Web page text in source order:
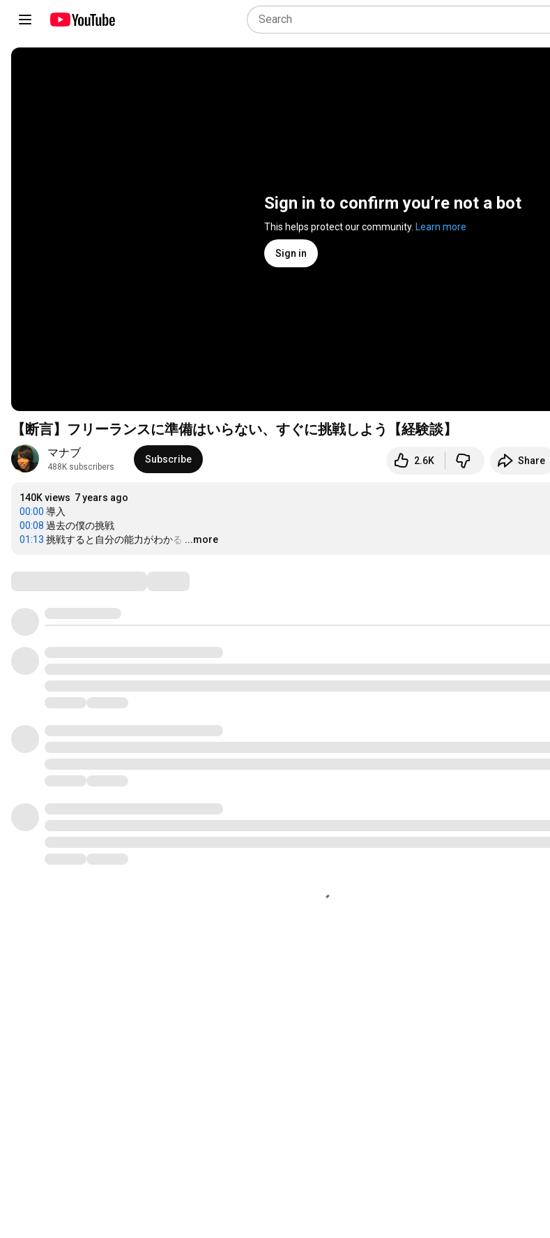
Sign in to confirm you’re not a bot
This helps protect our community. Learn more
Sign in
【断言】フリーランスに準備はいらない、すぐに挑戦しよう【経験談】
マナブ
488K subscribers
Subscribe 2.6K Share
140K views 7 years ago
00:00
00:08
01:13 挑戦すると自分の能力がわかる …
...more